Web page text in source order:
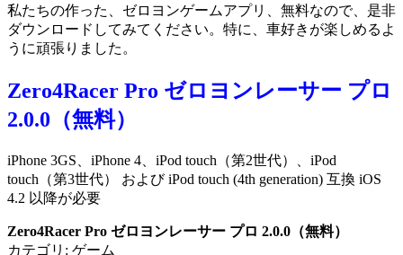
私たちの作った、ゼロヨンゲームアプリ、無料なので、是非
ダウンロードしてみてください。特に、車好きが楽しめるよ
うに頑張りました。
Zero4Racer Pro ゼロヨンレーサー プロ
2.0.0（無料）
iPhone 3GS、iPhone 4、iPod touch（第2世代）、iPod
touch（第3世代） および iPod touch (4th generation) 互換 iOS
4.2 以降が必要
Zero4Racer Pro ゼロヨンレーサー プロ 2.0.0（無料）
カテゴリ: ゲーム